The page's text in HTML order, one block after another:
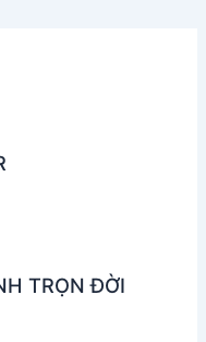
TRỌN ĐỜI